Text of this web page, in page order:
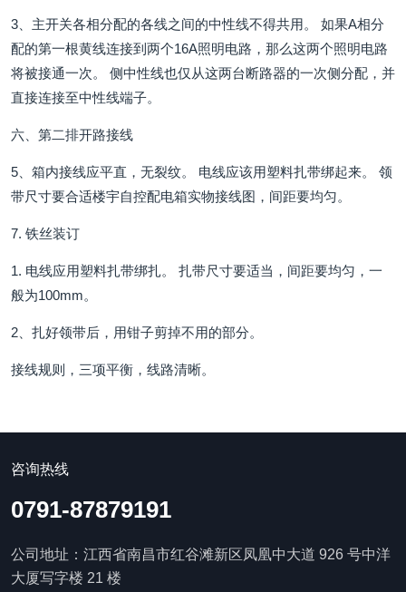
3、主开关各相分配的各线之间的中性线不得共用。 如果A相分
配的第一根黄线连接到两个16A照明电路，那么这两个照明电路
将被接通一次。 侧中性线也仅从这两台断路器的一次侧分配，并
直接连接至中性线端子。
六、第二排开路接线
5、箱内接线应平直，无裂纹。 电线应该用塑料扎带绑起来。 领
带尺寸要合适楼宇自控配电箱实物接线图，间距要均匀。
7. 铁丝装订
1. 电线应用塑料扎带绑扎。 扎带尺寸要适当，间距要均匀，一
般为100mm。
2、扎好领带后，用钳子剪掉不用的部分。
接线规则，三项平衡，线路清晰。
咨询热线
0791-87879191
公司地址：江西省南昌市红谷滩新区凤凰中大道 926 号中洋
大厦写字楼 21 楼